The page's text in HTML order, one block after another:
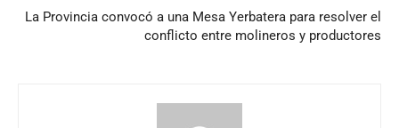
La Provincia convocó a una Mesa Yerbatera para resolver el
conflicto entre molineros y productores